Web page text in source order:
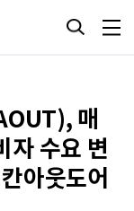
매
자 수요 변
아웃도어